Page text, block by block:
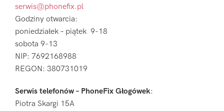
serwis@phonefix.pl
Godziny otwarcia:
poniedziałek – piątek 9-18
sobota 9-13
NIP: 7692168988
REGON: 380731019
Serwis telefonów – PhoneFix Głogówek:
Piotra Skargi 15A